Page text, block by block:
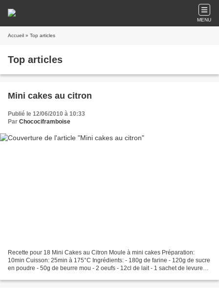
MENU
Accueil » Top articles
Top articles
Mini cakes au citron
Publié le 12/06/2010 à 10:33
Par Chocociframboise
Recette pour 18 Mini Cakes au Citron Moule à mini cakes Préparation:
10min Cuisson: 25min à 175°C Ingrédients: - 180g de farine - 120g de sucre
en poudre - 50g de beurre mou - 2 oeufs - 12cl de lait - 1 sachet de levure